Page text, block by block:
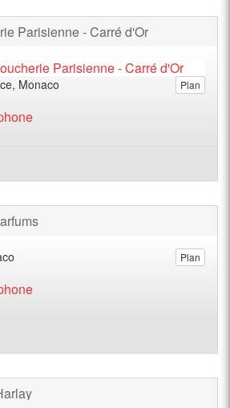
Parisienne - Carré d'Or
Plan
Monaco
Plan